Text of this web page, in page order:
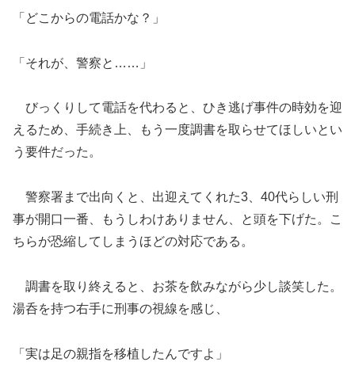
「どこからの電話かな？」
「それが、警察と……」
びっくりして電話を代わると、ひき逃げ事件の時効を迎
えるため、手続き上、もう一度調書を取らせてほしいとい
う要件だった。
警察署まで出向くと、出迎えてくれた3、40代らしい刑
事が開口一番、もうしわけありません、と頭を下げた。こ
ちらが恐縮してしまうほどの対応である。
調書を取り終えると、お茶を飲みながら少し談笑した。
湯呑を持つ右手に刑事の視線を感じ、
「実は足の親指を移植したんですよ」